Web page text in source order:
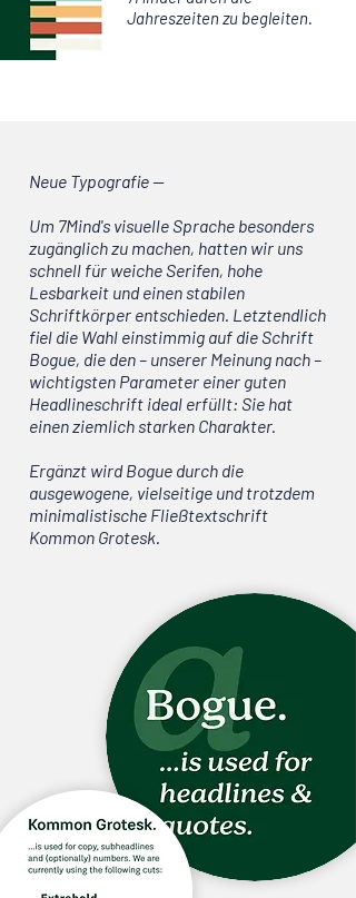
Jahreszeiten zu begleiten.
Neue Typografie —
Um 7Mind's visuelle Sprache besonders
zugänglich zu machen, hatten wir uns
schnell für weiche Serifen, hohe
Lesbarkeit und einen stabilen
Schriftkörper entschieden. Letztendlich
fiel die Wahl einstimmig auf die Schrift
Bogue, die den – unserer Meinung nach –
wichtigsten Parameter einer guten
Headlineschrift ideal erfüllt: Sie hat
einen ziemlich starken Charakter.
Ergänzt wird Bogue durch die
ausgewogene, vielseitige und trotzdem
minimalistische Fließtextschrift
Kommon Grotesk.